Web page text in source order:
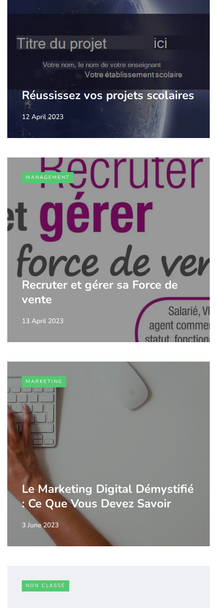
Réussissez vos projets scolaires
12 April 2023
MANAGEMENT
Recruter et gérer sa Force de
vente
13 April 2023
MARKETING
Le Marketing Digital Démystifié
: Ce Que Vous Devez Savoir
3 June 2023
NON CLASSÉ